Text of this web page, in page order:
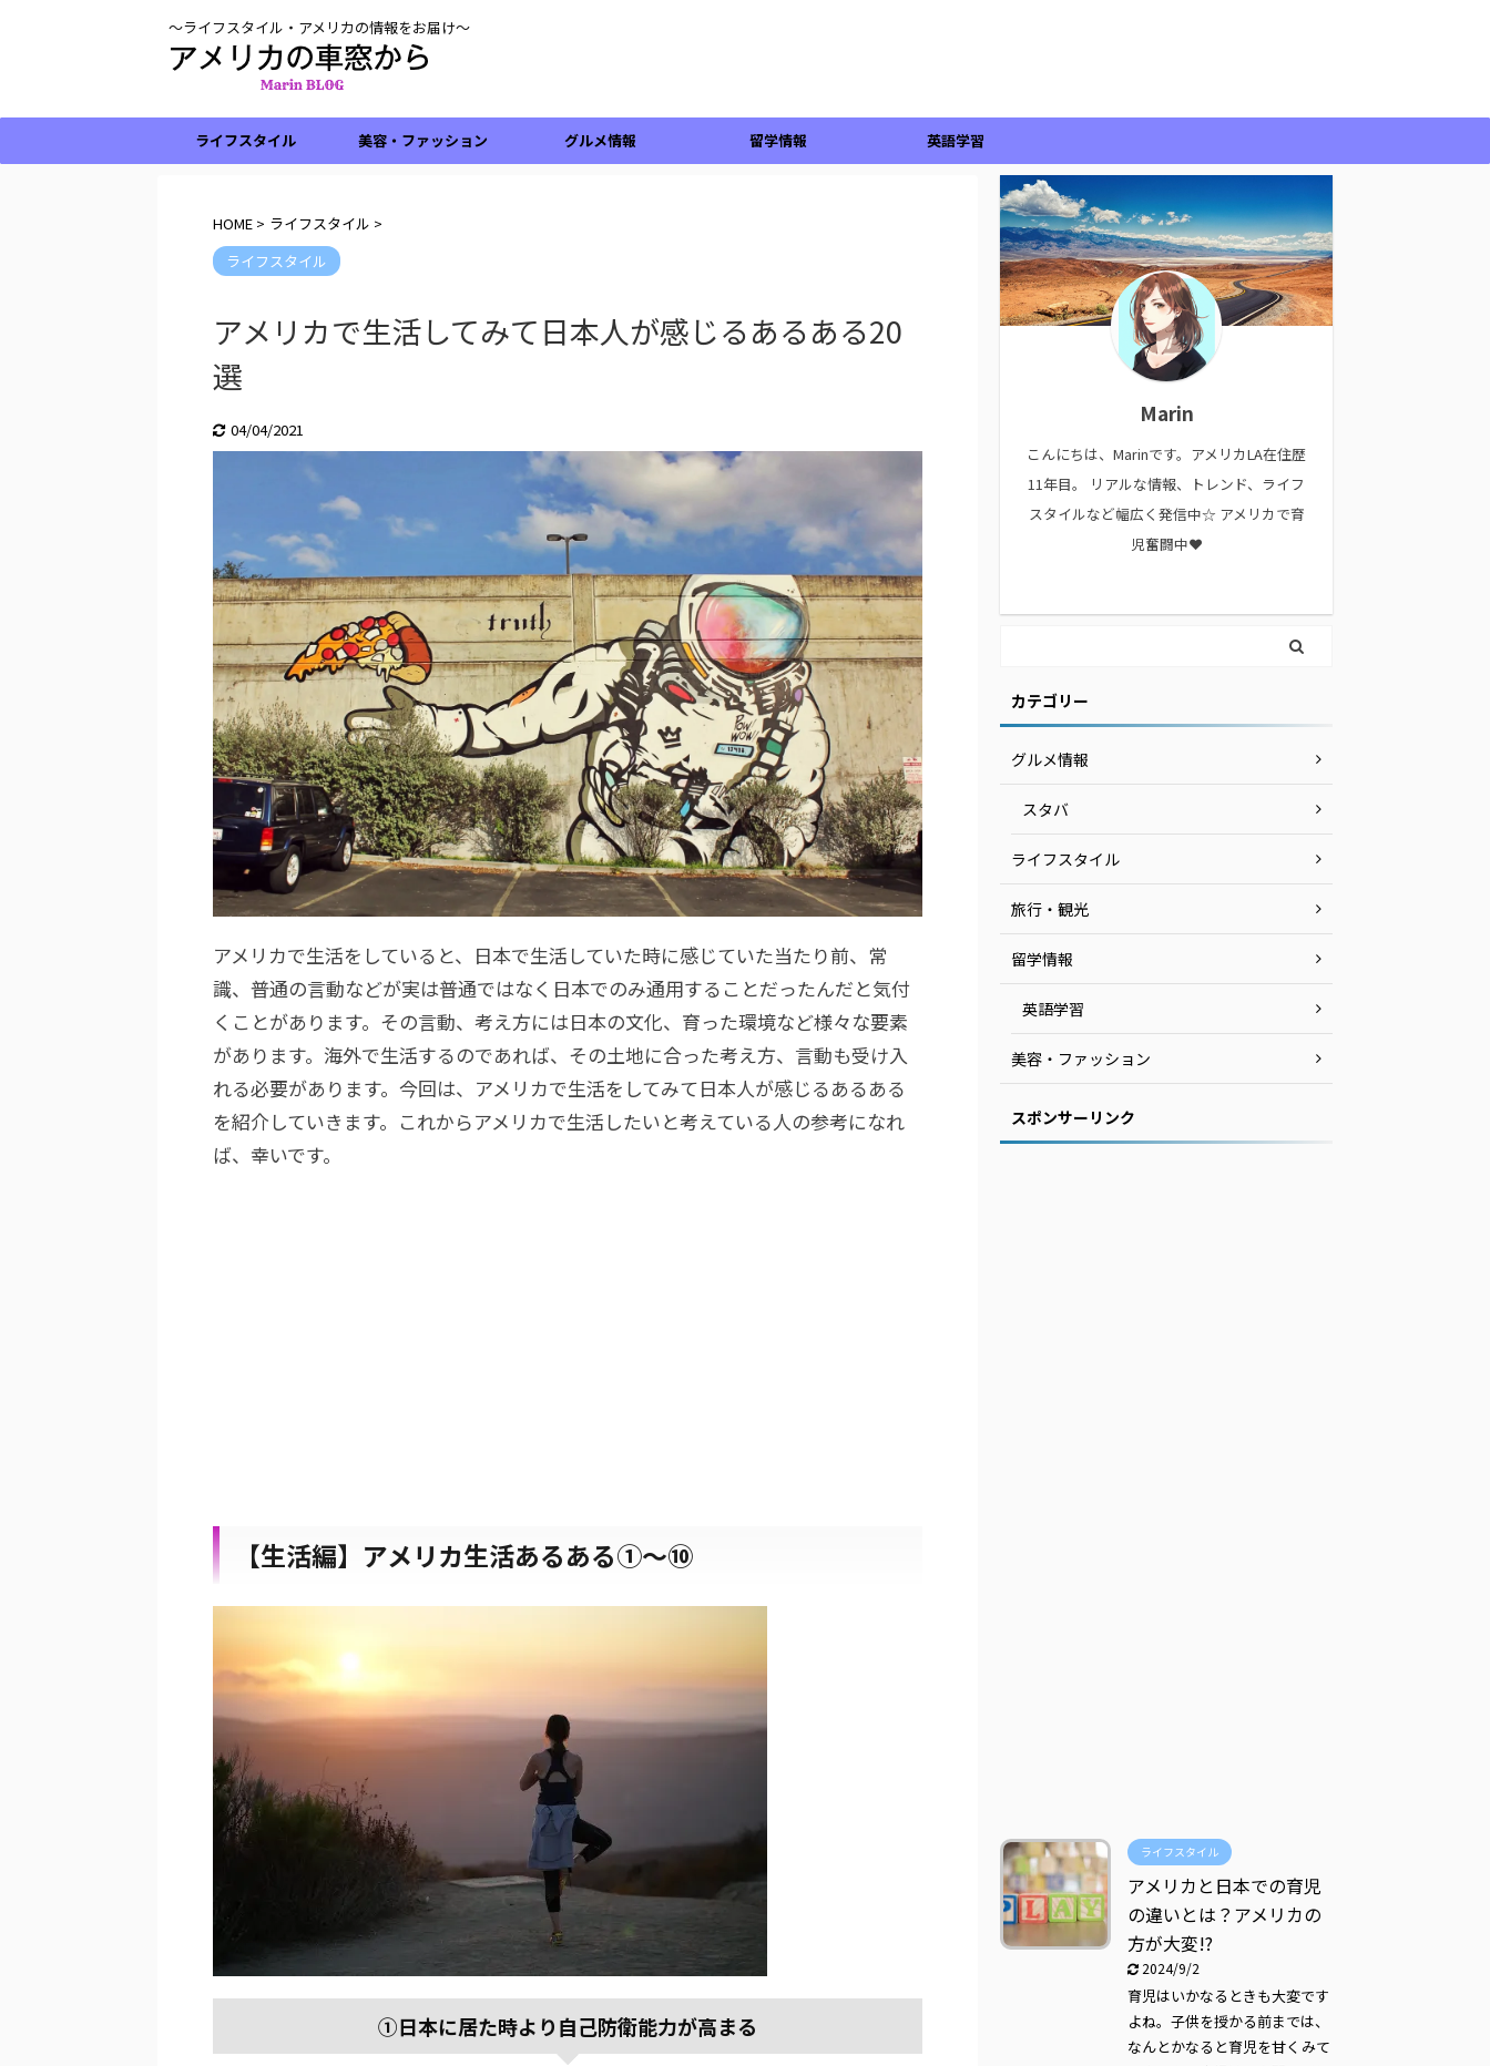
〜ライフスタイル・アメリカの情報をお届け〜
ライフスタイル 美容・ファッション グルメ情報 留学情報 英語学習
HOME > ライフスタイル >
ライフスタイル
アメリカで生活してみて日本人が感じるあるある20
選
04/04/2021
アメリカで生活をしていると、日本で生活していた時に感じていた当たり前、常
識、普通の言動などが実は普通ではなく日本でのみ通用することだったんだと気付
くことがあります。その言動、考え方には日本の文化、育った環境など様々な要素
があります。海外で生活するのであれば、その土地に合った考え方、言動も受け入
れる必要があります。今回は、アメリカで生活をしてみて日本人が感じるあるある
を紹介していきます。これからアメリカで生活したいと考えている人の参考になれ
ば、幸いです。
【生活編】アメリカ生活あるある①〜⑩
①日本に居た時より自己防衛能力が高まる
Marin
こんにちは、Marinです。アメリカLA在住歴
11年目。 リアルな情報、トレンド、ライフ
スタイルなど幅広く発信中☆ アメリカで育
児奮闘中❤︎
カテゴリー
グルメ情報
スタバ
ライフスタイル
旅行・観光
留学情報
英語学習
美容・ファッション
スポンサーリンク
ライフスタイル
アメリカと日本での育児
の違いとは？アメリカの
方が大変!?
2024/9/2
育児はいかなるときも大変です
よね。子供を授かる前までは、
なんとかなると育児を甘くみて